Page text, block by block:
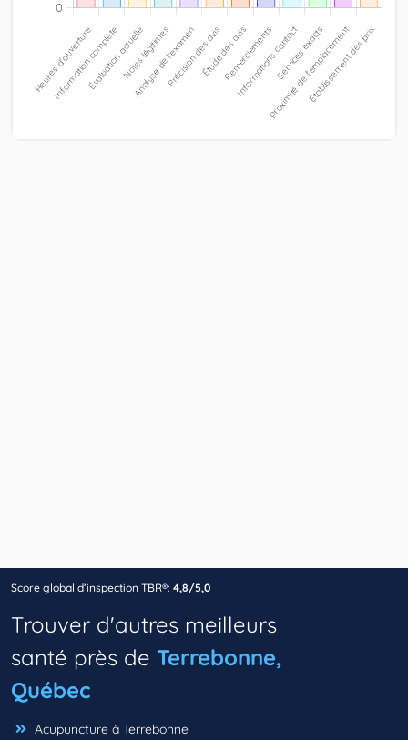
Score global d’inspection TBR®: 4,8/5,0
Trouver d'autres meilleurs
santé près de Terrebonne,
Québec
Acupuncture à Terrebonne